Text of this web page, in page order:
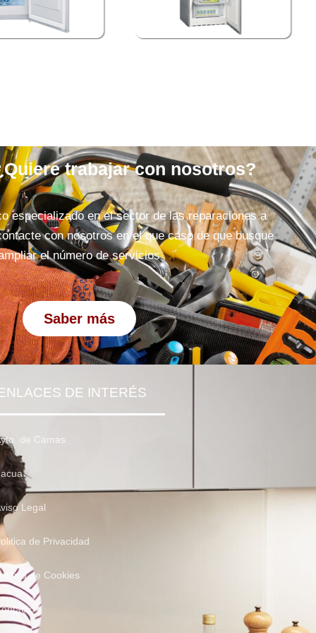
trabajar con nosotros?
especializado en el sector de las reparaciones a
con nosotros en el que caso de que busque
el número de servicios
Saber más
DE INTERÉS
de Camas
Legal
de Privacidad
de Cookies